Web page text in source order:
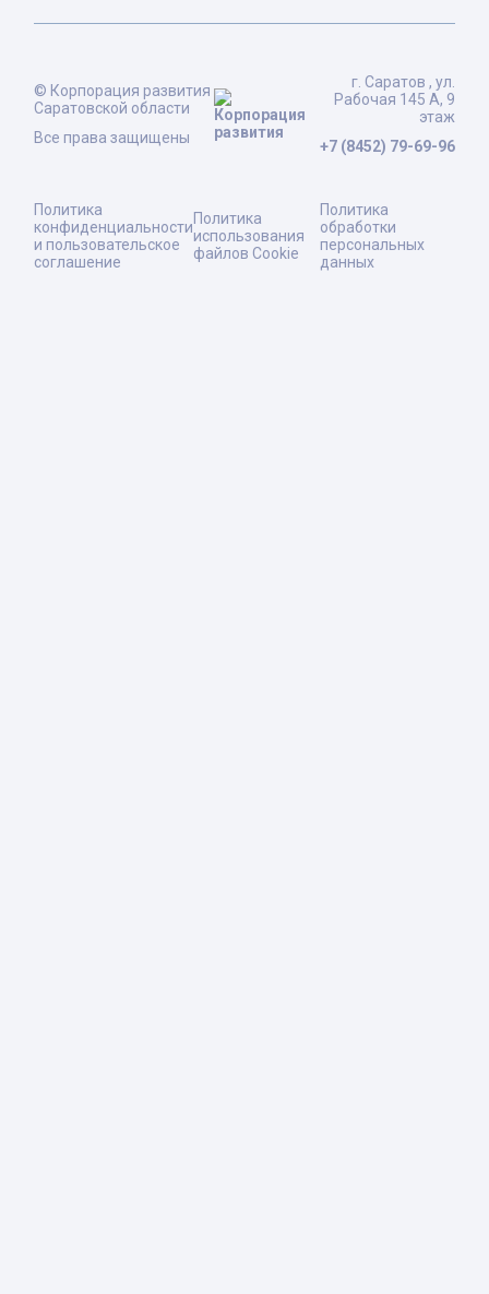
© Корпорация развития
Саратовской области
Все права защищены
г. Саратов , ул.
Рабочая 145 А, 9
этаж
+7 (8452) 79-69-96
Политика
конфиденциальности
и пользовательское
соглашение
Политика
использования
файлов Cookie
Политика
обработки
персональных
данных